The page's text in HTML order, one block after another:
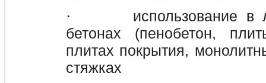
·
использование в
бетонах (пенобетон,
плитах покрытия,
стяжках